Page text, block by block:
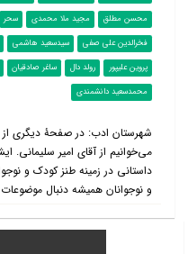
محسن مطلق
مجید ملا محمدی سحر
فخرالدین علی صفی
سیدسعید هاشمی
پروین علیپور
رولد دال ساغر صادقیان
محمدسعید دانشمندی
شهرستان ادب: در صفحۀ دیگری از
می‌خوانیم از آقای امیر
داستانی در زمینه طنز کودک و
و نوجوانان همیشه دنبال موضوعات